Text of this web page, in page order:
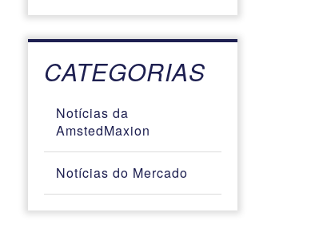
CATEGORIAS
Notícias da
AmstedMaxion
Notícias do Mercado